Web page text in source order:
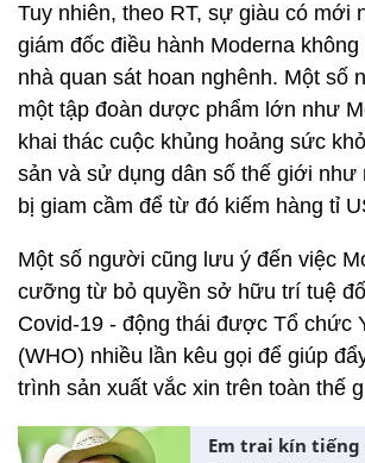
Tuy nhiên, theo RT, sự giàu có mới
giám đốc điều hành Moderna
nhà quan sát hoan nghênh. Một số
một tập đoàn dược phẩm lớn như
khai thác cuộc khủng hoảng sức
sản và sử dụng dân số thế giới như
bị giam cầm để từ đó kiếm hàng tỉ
Một số người cũng lưu ý đến việc
cưỡng từ bỏ quyền sở hữu trí tuệ
Covid-19 - động thái được Tổ chức
(WHO) nhiều lần kêu gọi để giúp
trình sản xuất vắc xin trên toàn thế
Em trai kín tiếng